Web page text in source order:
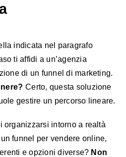
indicata nel paragrafo
ti affidi a un’agenzia
di un funnel di marketing.
Certo, questa soluzione
gestire un percorso lineare.
organizzarsi intorno a realtà
funnel per vendere online,
e opzioni diverse? Non